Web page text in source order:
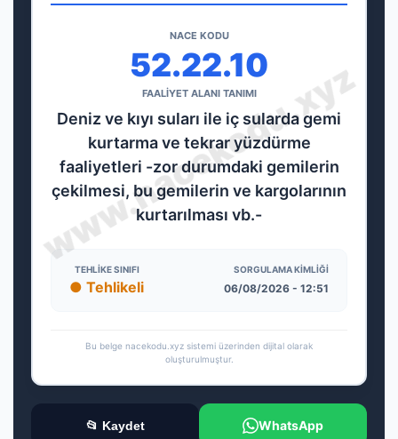
NACE KODU
52.22.10
FAALİYET ALANI TANIMI
Deniz ve kıyı suları ile iç sularda gemi
kurtarma ve tekrar yüzdürme
faaliyetleri -zor durumdaki gemilerin
çekilmesi, bu gemilerin ve kargolarının
kurtarılması vb.-
TEHLIKE SINIFI
● Tehlikeli
SORGULAMA KIMLIĞI
06/08/2026 - 12:51
Bu belge nacekodu.xyz sistemi üzerinden dijital olarak
oluşturulmuştur.
📂 Kaydet WhatsApp